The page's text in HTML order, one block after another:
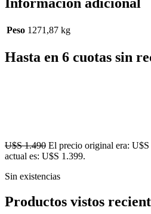
Peso 1271,87 kg
Hasta en 6 cuotas sin
U$S1.490 El precio original era: U$S
actual es: U$S 1.399.
Sin existencias
Productos vistos